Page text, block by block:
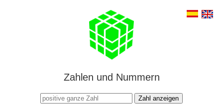
Zahlen und Nummern
Zahl anzeigen